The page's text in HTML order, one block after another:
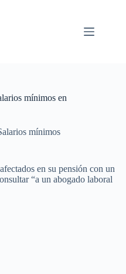
mínimos en
mínimos
en su pensión con un
“a un abogado laboral